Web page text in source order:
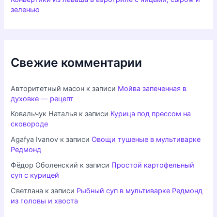
зеленью
Свежие комментарии
Авторитетный масон к записи Мойва запеченная в
духовке — рецепт
Ковальчук Наталья к записи Курица под прессом на
сковороде
Agafya Ivanov к записи Овощи тушеные в мультиварке
Редмонд
Фёдор Оболенский к записи Простой картофельный
суп с курицей
Светлана к записи Рыбный суп в мультиварке Редмонд
из головы и хвоста